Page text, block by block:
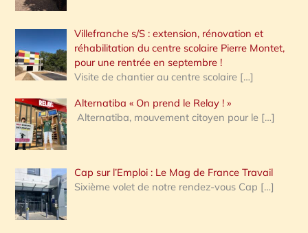
Villefranche s/S : extension, rénovation et
réhabilitation du centre scolaire Pierre Montet,
pour une rentrée en septembre !
Visite de chantier au centre scolaire […]
Alternatiba « On prend le Relay ! »
Alternatiba, mouvement citoyen pour le […]
Cap sur l’Emploi : Le Mag de France Travail
Sixième volet de notre rendez-vous Cap […]